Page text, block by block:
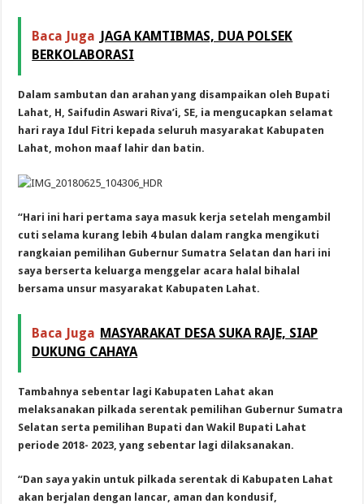
Baca Juga JAGA KAMTIBMAS, DUA POLSEK
BERKOLABORASI
Dalam sambutan dan arahan yang disampaikan oleh Bupati
Lahat, H, Saifudin Aswari Riva’i, SE, ia mengucapkan selamat
hari raya Idul Fitri kepada seluruh masyarakat Kabupaten
Lahat, mohon maaf lahir dan batin.
“Hari ini hari pertama saya masuk kerja setelah mengambil
cuti selama kurang lebih 4 bulan dalam rangka mengikuti
rangkaian pemilihan Gubernur Sumatra Selatan dan hari ini
saya berserta keluarga menggelar acara halal bihalal
bersama unsur masyarakat Kabupaten Lahat.
Baca Juga MASYARAKAT DESA SUKA RAJE, SIAP
DUKUNG CAHAYA
Tambahnya sebentar lagi Kabupaten Lahat akan
melaksanakan pilkada serentak pemilihan Gubernur Sumatra
Selatan serta pemilihan Bupati dan Wakil Bupati Lahat
periode 2018- 2023, yang sebentar lagi dilaksanakan.
“Dan saya yakin untuk pilkada serentak di Kabupaten Lahat
akan berjalan dengan lancar, aman dan kondusif,